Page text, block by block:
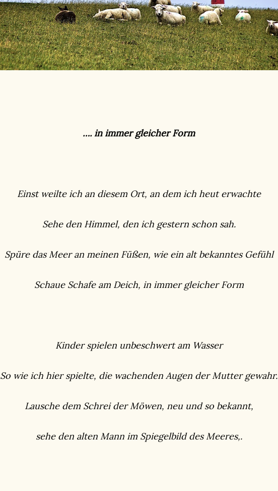
…. in immer gleicher Form
Einst weilte ich an diesem Ort, an dem ich heut erwachte
Sehe den Himmel, den ich gestern schon sah.
Spüre das Meer an meinen Füßen, wie ein alt bekanntes Gefühl
Schaue Schafe am Deich, in immer gleicher Form
Kinder spielen unbeschwert am Wasser
So wie ich hier spielte, die wachenden Augen der Mutter gewahr.
Lausche dem Schrei der Möwen, neu und so bekannt,
sehe den alten Mann im Spiegelbild des Meeres,.